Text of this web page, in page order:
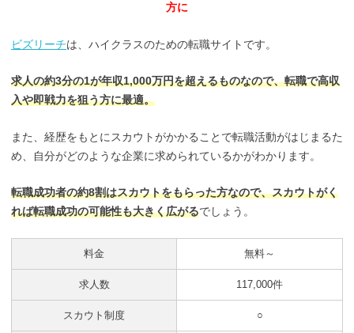
方に
ビズリーチは、ハイクラスのための転職サイトです。
求人の約3分の1が年収1,000万円を超えるものなので、転職で高収
入や即戦力を狙う方に最適。
また、経歴をもとにスカウトがかかることで転職活動がはじまるた
め、自分がどのような企業に求められているかがわかります。
転職成功者の約8割はスカウトをもらった方なので、スカウトがく
れば転職成功の可能性も大きく広がるでしょう。
料金 無料～
求人数 117,000件
スカウト制度 ○